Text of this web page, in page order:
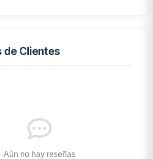
de Clientes
Aún no hay reseñas